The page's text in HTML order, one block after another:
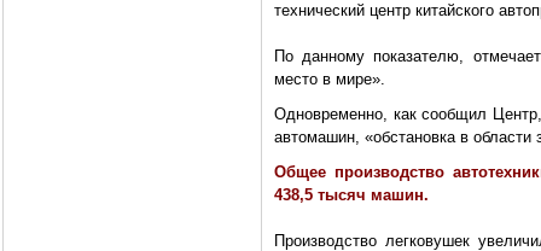
технический центр китайского
По данному показателю,
место в мире».
Одновременно, как сообщил
автомашин, «обстановка в области
Общее производство
438,5 тысяч машин.
Производство легковушек